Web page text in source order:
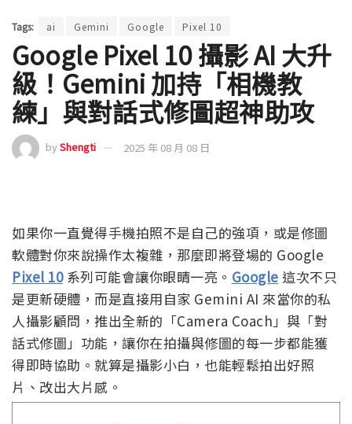
Tags: ai Gemini Google Pixel 10
Google Pixel 10 攝影 AI 大升
級！Gemini 加持「相機教
練」與對話式修圖超神助攻
byShengti 2025 年 08 月 08 日
如果你一直覺得手機拍照不是自己的強項，或是修圖
軟體對你來說操作太複雜，那麼即將登場的 Google
Pixel 10系列可能會讓你眼睛一亮。 Google 這次不只
是更新硬體，而是直接用自家 Gemini AI 來當你的私
人攝影顧問，推出全新的「Camera Coach」與「對
話式修圖」功能，讓你在拍攝與修圖的每一步都能獲
得即時協助。就算是攝影小白，也能輕鬆拍出好照
片、改出大片感。